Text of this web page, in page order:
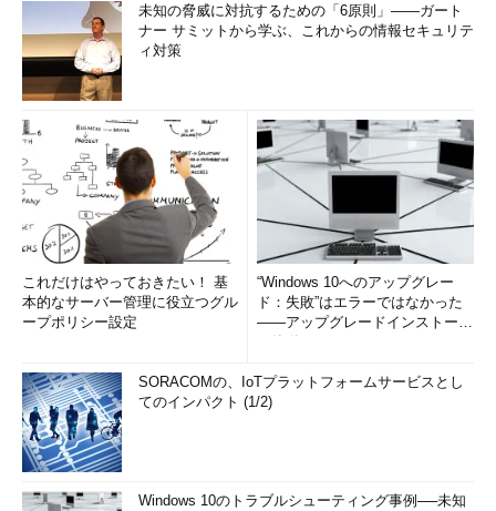
未知の脅威に対抗するための「6原則」――ガート
ナー サミットから学ぶ、これからの情報セキュリテ
ィ対策
これだけはやっておきたい！ 基
本的なサーバー管理に役立つグル
ープポリシー設定
“Windows 10へのアップグレー
ド：失敗”はエラーではなかった
――アップグレードインストール
SORACOMの、IoTプラットフォームサービスとし
てのインパクト (1/2)
Windows 10のトラブルシューティング事例──未知